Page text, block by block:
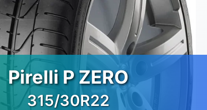
Pirelli P ZERO
315/30R22